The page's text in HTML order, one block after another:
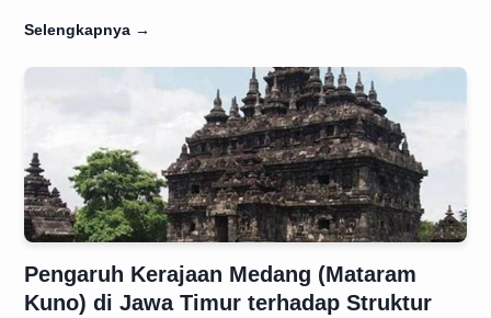
Selengkapnya →
Pengaruh Kerajaan Medang (Mataram
Kuno) di Jawa Timur terhadap Struktur